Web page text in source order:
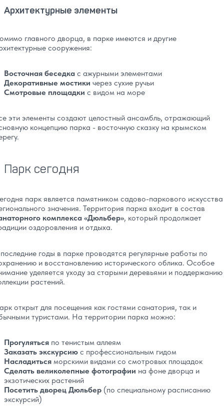
Архитектурные элементы
главного дворца, в парке имеются и другие
сооружения:
Восточная беседка с ажурными элементами
Декоративные мостики через сухие ручьи
Смотровые площадки с видом на море
эти элементы создают целостный ансамбль, отражающий
концепцию парка - восточную сказку на крымском
Парк сегодня
парк является памятником садово-паркового искусства
значения. Территория парка входит в состав
комплекса «Дюльбер», который продолжает
оздоровления и отдыха.
годы в парке проводятся регулярные работы по
и восстановлению исторического облика. Особое
уделяется уходу за старыми деревьями и поддержанию
растений.
открыт для посещения как гостями санатория, так и
туристами. На территории парка можно:
Прогуляться по тенистым аллеям
Заказать экскурсию с профессиональным гидом
Насладиться морскими видами со смотровых площадок
Сделать великолепные фотографии на фоне дворца и
экзотических растений
Посетить дворец Дюльбер (по специальному расписанию
экскурсий)